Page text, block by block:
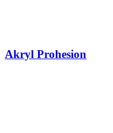
Akryl Prohesion